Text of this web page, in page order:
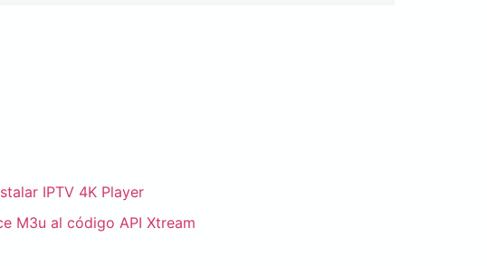
IPTV 4K Player
M3u al código API Xtream